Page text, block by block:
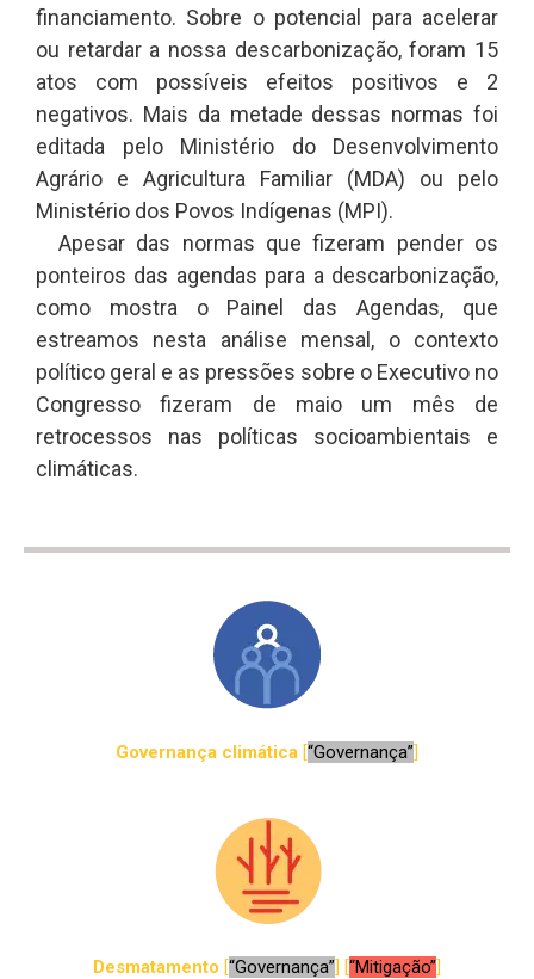
financiamento. Sobre o potencial para acelerar
ou retardar a nossa descarbonização, foram 15
atos com possíveis efeitos positivos e 2
negativos. Mais da metade dessas normas foi
editada pelo Ministério do Desenvolvimento
Agrário e Agricultura Familiar (MDA) ou pelo
Ministério dos Povos Indígenas (MPI).
Apesar das normas que fizeram pender os
ponteiros das agendas para a descarbonização,
como mostra o Painel das Agendas, que
estreamos nesta análise mensal, o contexto
político geral e as pressões sobre o Executivo no
Congresso fizeram de maio um mês de
retrocessos nas políticas socioambientais e
climáticas.
Governança climática [“Governança”
Desmatamento [“Governança”] [“Mitigação”]